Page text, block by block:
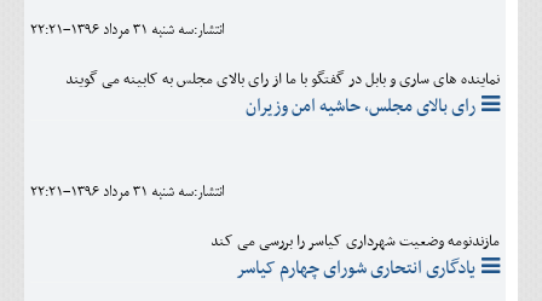
کلینیک
فرهنگی و هنری
اقتصادی
انتشار:سه شنبه 31 مرداد 1396-22:21
نماینده های ساری و بابل در گفتگو با ما از رای بالای مجلس به کابینه می گویند
رای بالای مجلس، حاشیه امن وزیران
انتشار:سه شنبه 31 مرداد 1396-22:21
مازندنومه وضعیت شهرداری کیاسر را بررسی می کند
یادگاری انتحاری شورای چهارم کیاسر